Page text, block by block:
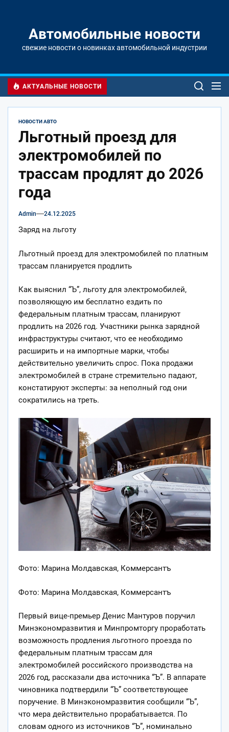
содержимомуАвтомобильные новости
свежие новости о новинках автомобильной индустрии
АКТУАЛЬНЫЕ НОВОСТИ
НОВОСТИ АВТО
Льготный проезд для
электромобилей по
трассам продлят до 2026
года
Admin 24.12.2025
Заряд на льготу
Льготный проезд для электромобилей по платным
трассам планируется продлить
Как выяснил “Ъ”, льготу для электромобилей,
позволяющую им бесплатно ездить по
федеральным платным трассам, планируют
продлить на 2026 год. Участники рынка зарядной
инфраструктуры считают, что ее необходимо
расширить и на импортные марки, чтобы
действительно увеличить спрос. Пока продажи
электромобилей в стране стремительно падают,
констатируют эксперты: за неполный год они
сократились на треть.
Фото: Марина Молдавская, Коммерсантъ
Фото: Марина Молдавская, Коммерсантъ
Первый вице-премьер Денис Мантуров поручил
Минэкономразвития и Минпромторгу проработать
возможность продления льготного проезда по
федеральным платным трассам для
электромобилей российского производства на
2026 год, рассказали два источника “Ъ”. В аппарате
чиновника подтвердили “Ъ” соответствующее
поручение. В Минэкономразвития сообщили “Ъ”,
что мера действительно прорабатывается. По
словам одного из источников “Ъ”, номинально